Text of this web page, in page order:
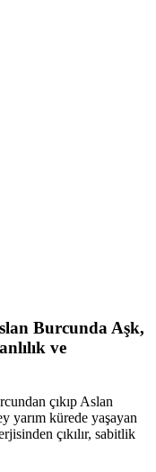
Burcunda Aşk,
ve
çıkıp Aslan
yarım kürede yaşayan
çıkılır, sabitlik